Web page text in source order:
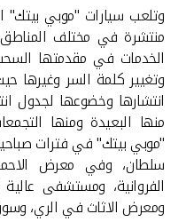
منتشرة في مختلف
الخدمات في مقدمتها
وتغيير كلمة السر وغيرها
انتشارها وخضوعها لجدول
منها البعيدة ومنها
"موبي بيتك" في فترات
سلطان، وفي معرض
الفروانية، ومستشفى
ومعرض الاثاث في الري،